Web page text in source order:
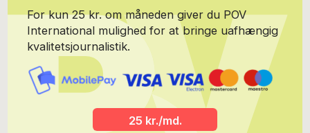
For kun 25 kr. om måneden giver du POV
International mulighed for at bringe uafhængig
kvalitetsjournalistik.
25 kr./md.